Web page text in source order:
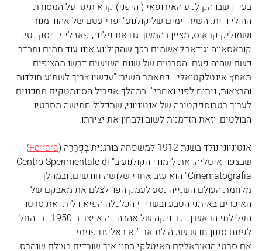
בעידן שבו הקולנוע האירופאי (והיפני) קרא תיגר על המסורת
ההוליוודית. השיר "ימים של קולנוע", פרי עטם של אהוד מנור
ושמוליק קראוס, מציין בהמשך גם את פליני, פאזוליני, ויסקונטי,
קוראסאווה וגודאר כאשמים בכך שהקולנוע אינו עוד תמים ומבדר
כשם שהיה פעם. הסרטים של שנות השישים דרשו מהצופים
מאמץ אינטלקטואלי - כמאמר השיר: "עכשיו צריך לשמוע תולדות
והרצאות, ניתוח לפני ואחרי". במהלך אפריל הסינמטקים מתכננים
לערוך רטרוספקטיבה של אנטוניוני, שתכלול חמישה מסרטיו
הבולטים, וזאת הזדמנות לשוב ולבחון את יצירתו.
אנטוניוני נולד בשנת 1912 למשפחה בורגנית בְּפֶרָרָה (
Ferrara
)
שבצפון איטליה. את לימודי הקולנוע ב" Centro Sperimentale di
Cinematografia" הוא עזב אחרי שלושה חודשים, ובמהלך
מלחמת העולם השנייה נסע לעמק הפו, לצלם את מאבקם של
האיכרים באיתני הטבע ובשרידי הכלכלה הפיאודלית. את סרטו
העלילתי הראשון, "כרוניקה של אהבה", הוא יצר ב-1950, ובו החל
לפתח סגנון חדש שזכה לתואר "נאוראליזם פנימי".
אם סרטי הנאוראליזם האיטלקי בחנו איך שורדים בעולם שנהרס